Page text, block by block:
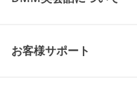
お客様サポート